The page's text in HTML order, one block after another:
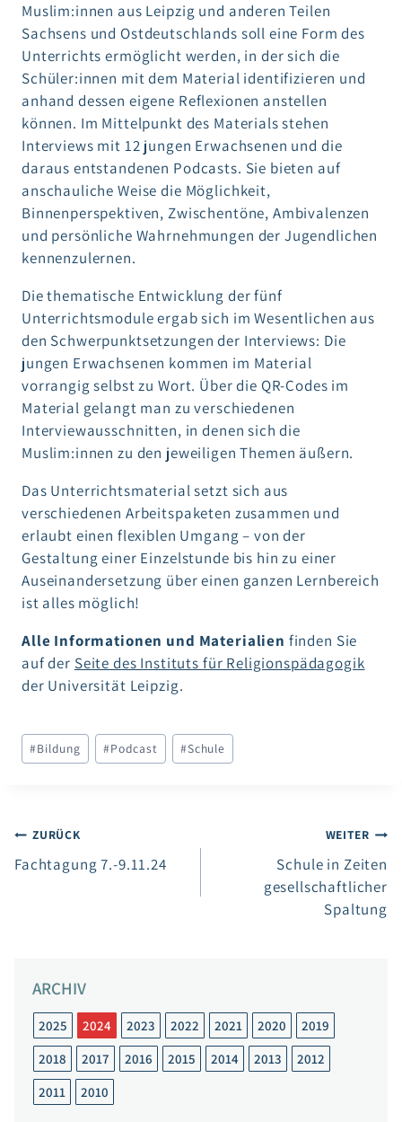
Muslim:innen aus Leipzig und anderen Teilen
Sachsens und Ostdeutschlands soll eine Form des
Unterrichts ermöglicht werden, in der sich die
Schüler:innen mit dem Material identifizieren und
anhand dessen eigene Reflexionen anstellen
können. Im Mittelpunkt des Materials stehen
Interviews mit 12 jungen Erwachsenen und die
daraus entstandenen Podcasts. Sie bieten auf
anschauliche Weise die Möglichkeit,
Binnenperspektiven, Zwischentöne, Ambivalenzen
und persönliche Wahrnehmungen der Jugendlichen
kennenzulernen.
Die thematische Entwicklung der fünf
Unterrichtsmodule ergab sich im Wesentlichen aus
den Schwerpunktsetzungen der Interviews: Die
jungen Erwachsenen kommen im Material
vorrangig selbst zu Wort. Über die QR-Codes im
Material gelangt man zu verschiedenen
Interviewausschnitten, in denen sich die
Muslim:innen zu den jeweiligen Themen äußern.
Das Unterrichtsmaterial setzt sich aus
verschiedenen Arbeitspaketen zusammen und
erlaubt einen flexiblen Umgang – von der
Gestaltung einer Einzelstunde bis hin zu einer
Auseinandersetzung über einen ganzen Lernbereich
ist alles möglich!
Alle Informationen und Materialien finden Sie
auf der Seite des Instituts für Religionspädagogik
der Universität Leipzig.
Schlagworte:
#Bildung #Podcast #Schule
Beitragsnavigation
ZURÜCK
Fachtagung 7.-9.11.24
WEITER
Schule in Zeiten
gesellschaftlicher
Spaltung
ARCHIV
2025 2024 2023 2022 2021 2020
2019
2018
2017 2016 2015 2014 2013
2012
2011
2010